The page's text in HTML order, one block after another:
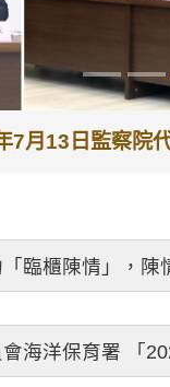
7月13日監察院
臨櫃陳情」，陳
海洋保育署 「